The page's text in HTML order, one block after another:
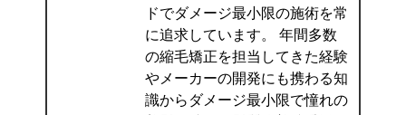
ドでダメージ最小限の施術を常
に追求しています。 年間多数
の縮毛矯正を担当してきた経験
やメーカーの開発にも携わる知
識からダメージ最小限で憧れの